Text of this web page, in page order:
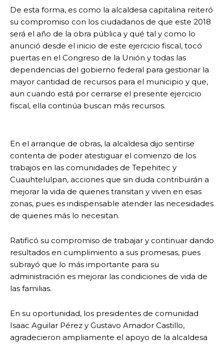
De esta forma, es como la alcaldesa capitalina reiteró
su compromiso con los ciudadanos de que este 2018
será el año de la obra pública y qué tal y como lo
anunció desde el inicio de este ejercicio fiscal, tocó
puertas en el Congreso de la Unión y todas las
dependencias del gobierno federal para gestionar la
mayor cantidad de recursos para el municipio y que,
aun cuando está por cerrarse el presente ejercicio
fiscal, ella continúa buscan más recursos.
En el arranque de obras, la alcaldesa dijo sentirse
contenta de poder atestiguar el comienzo de los
trabajos en las comunidades de Tepehitec y
Cuauhtelulpan, acciones que sin duda contribuirán a
mejorar la vida de quienes transitan y viven en esas
zonas, pues es indispensable atender las necesidades
de quienes más lo necesitan.
Ratificó su compromiso de trabajar y continuar dando
resultados en cumplimiento a sus promesas, pues
subrayó que lo más importante para su
administración es mejorar las condiciones de vida de
las familias.
En su oportunidad, los presidentes de comunidad
Isaac Aguilar Pérez y Gustavo Amador Castillo,
agradecieron ampliamente el apoyo de la alcaldesa